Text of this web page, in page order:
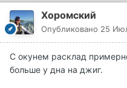
Хоромский
Опубликовано 25
С окунем расклад
больше у дна на джиг.